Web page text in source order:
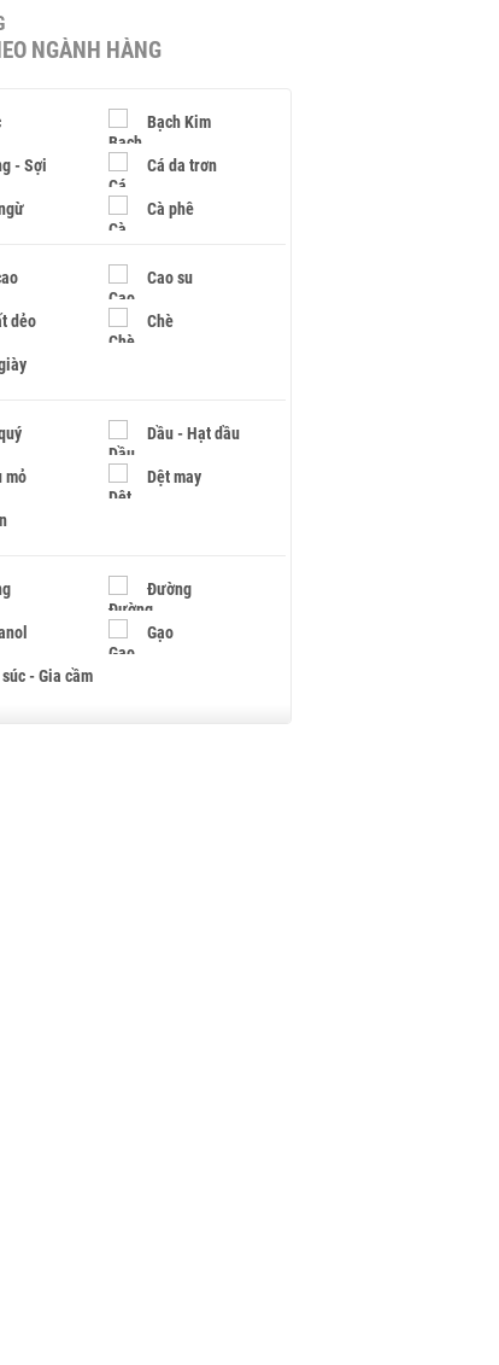
NGÀNH HÀNG
Bạch Kim
- Sợi Cá da trơn
Cà phê
Cao su
dẻo Chè
Dầu - Hạt dầu
mỏ Dệt may
Đường
Gạo
- Gia cầm